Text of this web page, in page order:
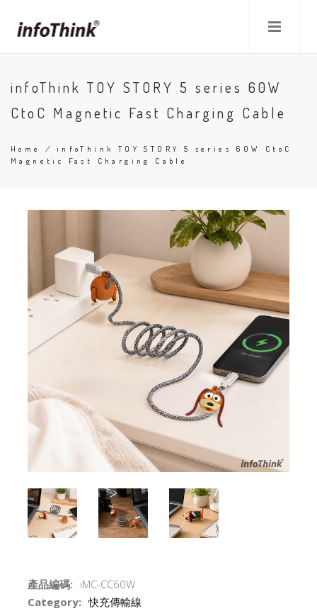
main
infoThink TOY STORY 5 series 60W
CtoC Magnetic Fast Charging Cable
Breadcrumb
Home / infoThink TOY STORY 5 series 60W CtoC
Magnetic Fast Charging Cable
產品編碼: iMC-CC60W
Category: 快充傳輸線